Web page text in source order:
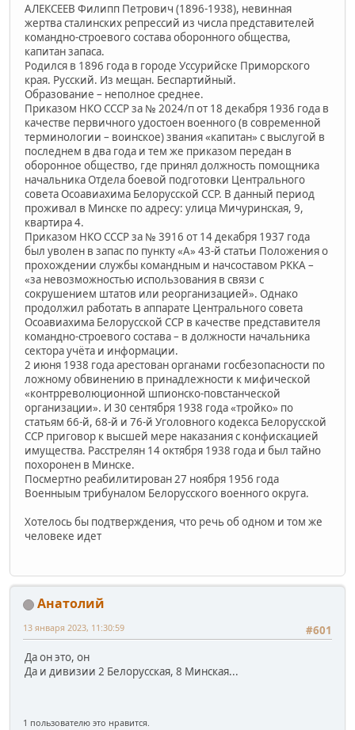
АЛЕКСЕЕВ Филипп Петрович (1896-1938), невинная
жертва сталинских репрессий из числа представителей
командно-строевого состава оборонного общества,
капитан запаса.
Родился в 1896 года в городе Уссурийске Приморского
края. Русский. Из мещан. Беспартийный.
Образование – неполное среднее.
Приказом НКО СССР за № 2024/п от 18 декабря 1936 года в
качестве первичного удостоен военного (в современной
терминологии – воинское) звания «капитан» с выслугой в
последнем в два года и тем же приказом передан в
оборонное общество, где принял должность помощника
начальника Отдела боевой подготовки Центрального
совета Осоавиахима Белорусской ССР. В данный период
проживал в Минске по адресу: улица Мичуринская, 9,
квартира 4.
Приказом НКО СССР за № 3916 от 14 декабря 1937 года
был уволен в запас по пункту «А» 43-й статьи Положения о
прохождении службы командным и начсоставом РККА –
«за невозможностью использования в связи с
сокрушением штатов или реорганизацией». Однако
продолжил работать в аппарате Центрального совета
Осоавиахима Белорусской ССР в качестве представителя
командно-строевого состава – в должности начальника
сектора учёта и информации.
2 июня 1938 года арестован органами госбезопасности по
ложному обвинению в принадлежности к мифической
«контрреволюционной шпионско-повстанческой
организации». И 30 сентября 1938 года «тройко» по
статьям 66-й, 68-й и 76-й Уголовного кодекса Белорусской
ССР приговор к высшей мере наказания с конфискацией
имущества. Расстрелян 14 октября 1938 года и был тайно
похоронен в Минске.
Посмертно реабилитирован 27 ноября 1956 года
Военныым трибуналом Белорусского военного округа.
Хотелось бы подтверждения, что речь об одном и том же
человеке идет
Анатолий
#601
13 января 2023, 11:30:59
Да он это, он
Да и дивизии 2 Белорусская, 8 Минская...
1 пользователю это нравится.